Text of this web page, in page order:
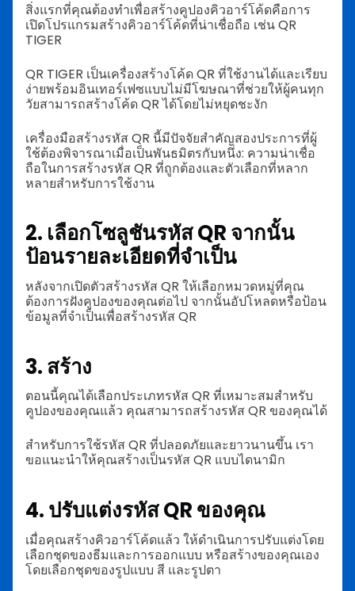
สิ่งแรกที่คุณต้องทำเพื่อสร้างคูปองคิวอาร์โค้ดคือการ
เปิดโปรแกรมสร้างคิวอาร์โค้ดที่น่าเชื่อถือ เช่น QR
TIGER
QR TIGER เป็นเครื่องสร้างโค้ด QR ที่ใช้งานได้และเรียบ
ง่ายพร้อมอินเทอร์เฟซแบบไม่มีโฆษณาที่ช่วยให้ผู้คนทุก
วัยสามารถสร้างโค้ด QR ได้โดยไม่หยุดชะงัก
เครื่องมือสร้างรหัส QR นี้มีปัจจัยสำคัญสองประการที่ผู้
ใช้ต้องพิจารณาเมื่อเป็นพันธมิตรกับหนึ่ง: ความน่าเชื่อ
ถือในการสร้างรหัส QR ที่ถูกต้องและตัวเลือกที่หลาก
หลายสำหรับการใช้งาน
2. เลือกโซลูชันรหัส QR จากนั้น
ป้อนรายละเอียดที่จำเป็น
หลังจากเปิดตัวสร้างรหัส QR ให้เลือกหมวดหมู่ที่คุณ
ต้องการฝังคูปองของคุณต่อไป จากนั้นอัปโหลดหรือป้อน
ข้อมูลที่จำเป็นเพื่อสร้างรหัส QR
3. สร้าง
ตอนนี้คุณได้เลือกประเภทรหัส QR ที่เหมาะสมสำหรับ
คูปองของคุณแล้ว คุณสามารถสร้างรหัส QR ของคุณได้
สำหรับการใช้รหัส QR ที่ปลอดภัยและยาวนานขึ้น เรา
ขอแนะนำให้คุณสร้างเป็นรหัส QR แบบไดนามิก
4. ปรับแต่งรหัส QR ของคุณ
เมื่อคุณสร้างคิวอาร์โค้ดแล้ว ให้ดำเนินการปรับแต่งโดย
เลือกชุดของธีมและการออกแบบ หรือสร้างของคุณเอง
โดยเลือกชุดของรูปแบบ สี และรูปตา